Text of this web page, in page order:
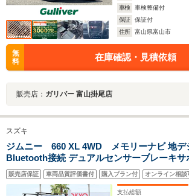
車検
車検整備付
保証
保証付
住所
富山県富山市
無
料
在庫確認・見積依頼
販売店： ガリバー 富山掛尾店
スズキ
ジムニー 660 XL 4WD メモリーナビ 地デ
Bluetooth接続 デュアルセンサーブレーキサ
シートヒーター ETC LEDヘッドライト フォ
ーボ ルーフキャリア スマートキー
販売店保証 車両品質評価書付 購入プラン付 オンライン相談
支払総額